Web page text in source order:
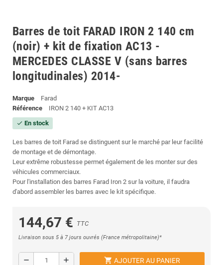
Barres de toit FARAD IRON 2 140 cm
(noir) + kit de fixation AC13 -
MERCEDES CLASSE V (sans barres
longitudinales) 2014-
Marque
Farad
Référence
IRON 2 140 + KIT AC13
check En stock
Les barres de toit Farad se distinguent sur le marché par leur facilité
de montage et de démontage.
Leur extrême robustesse permet également de les monter sur des
véhicules commerciaux.
Pour l'installation des barres Farad Iron 2 sur la voiture, il faudra
d'abord assembler les barres avec le kit spécifique.
144,67 € TTC
Livraison sous 5 à 7 jours ouvrés (France métropolitaine)*
remove add shopping_cart AJOUTER AU PANIER